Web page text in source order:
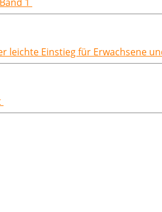
leichte Einstieg für Erwachsene